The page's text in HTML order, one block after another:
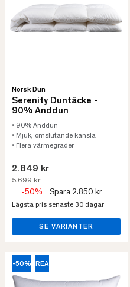
Norsk Dun
Serenity Duntäcke -
90% Anddun
• 90% Anddun
• Mjuk, omslutande känsla
• Flera värmegrader
2.849 kr
5.699 kr
-50% Spara 2.850 kr
Lägsta pris senaste 30 dagar
SE VARIANTER
-50% REA